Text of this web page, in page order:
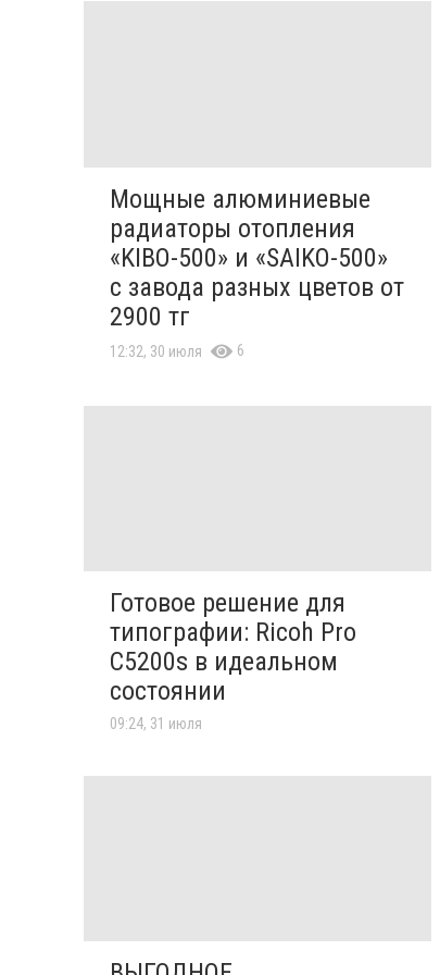
Мощные алюминиевые
радиаторы отопления
«KIBO-500» и «SAIKO-500»
с завода разных цветов от
2900 тг
12:32, 30 июля 6
Готовое решение для
типографии: Ricoh Pro
C5200s в идеальном
состоянии
09:24, 31 июля